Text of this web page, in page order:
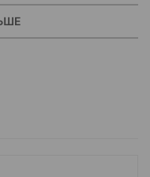
для всех типов
применения.
уходе и